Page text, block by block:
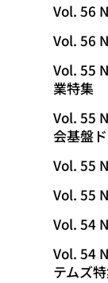
Vol. 56
Vol. 56
Vol. 55
業特集
Vol. 55
会基盤
Vol. 55
Vol. 55
Vol. 54
Vol. 54
テムズ